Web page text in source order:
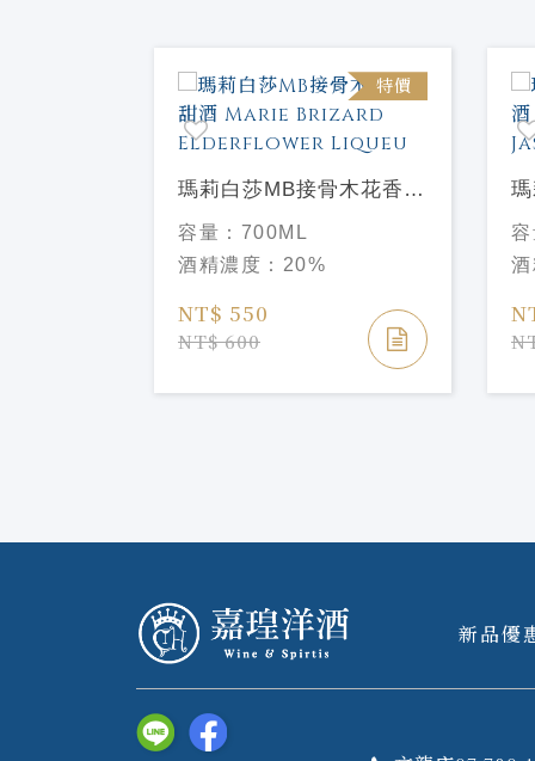
特價
瑪莉白莎MB接骨木花香甜
酒 Marie Brizard
Elderflower Liqueu
容量： 700ML
酒精濃度： 20%
NT$ 550
NT$ 600
新品優